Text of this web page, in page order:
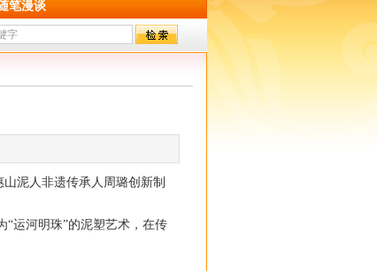
笔漫谈
泥人非遗传承人周璐创新制
运河明珠”的泥塑艺术，在传